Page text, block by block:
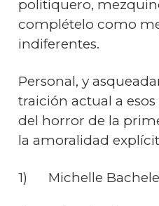
politiquero,
complételo como
indiferentes.
Personal, y
traición actual a
del horror de la
la amoralidad
1) Michelle